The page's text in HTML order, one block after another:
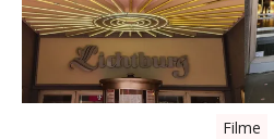
Filme